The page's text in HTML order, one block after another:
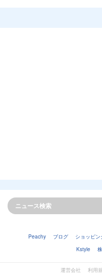
Peachy ブログ ショッピン
Kstyle
運営会社 利用